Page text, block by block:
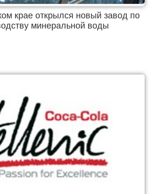
крае открылся новый завод по
минеральной воды